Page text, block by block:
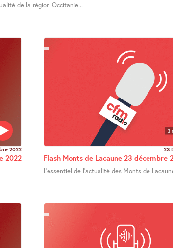
de la région Occitanie...
2022
2022
3
23
Flash Monts de Lacaune 23 décembre
L’essentiel de l’actualité des Monts de